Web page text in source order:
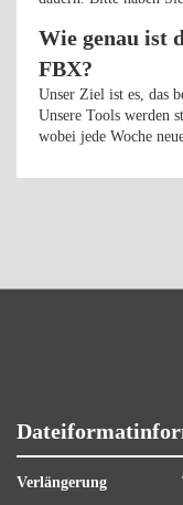
Wie genau ist
FBX?
Unser Ziel ist es, das
Unsere Tools werden
wobei jede Woche
Verlängerung